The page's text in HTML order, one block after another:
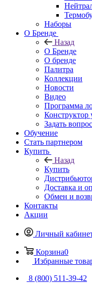
Наборы
О Бренде
Назад
О Бренде
О бренде
Палитра
Коллекции
Новости
Видео
Программа
Конструктор
Задать вопрос
Обучение
Стать партнером
Купить
Назад
Купить
Доставка и
Обмен и
Контакты
Акции
Личный
Корзина0
Избранные
8 (800) 511-39-42